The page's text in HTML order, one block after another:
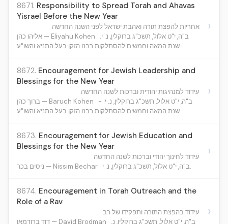
8671. Responsibility to Spread Torah and Ahavas
Yisrael Before the New Year
אחריות להפצת תורה ואהבת ישראל לפני השנה החדשה
אליהו כהן — Eliyahu Kohen
ב"ה, י"ט אלול, תשכ"ג ברוקלין, נ. י.
שנת המאה וחמשים להסתלקות רבנו הזקן בעל התניא והשו"ע
›
8672. Encouragement for Jewish Leadership and
Blessings for the New Year
עידוד למנהיגות יהודית וברכות לשנה החדשה
ברוך כהן — Baruch Kohen
ב"ה, י"ט אלול, תשכ"ג ברוקלין, נ. י. -
שנת המאה וחמשים להסתלקות רבנו הזקן בעל התניא והשו"ע
›
8673. Encouragement for Jewish Education and
Blessings for the New Year
עידוד לחינוך יהודי וברכות לשנה החדשה
ניסים בכר — Nissim Bechar
ב"ה, י"ט אלול, תשכ"ג ברוקלין, נ. י.
›
8674. Encouragement in Torah Outreach and the
Role of a Rav
עידוד בהפצת התורה ותפקידו של רב
דוד ברודמאן — David Brodman
ב"ה, י"ט אלול, תשכ"ג ברוקלין, נ.
›